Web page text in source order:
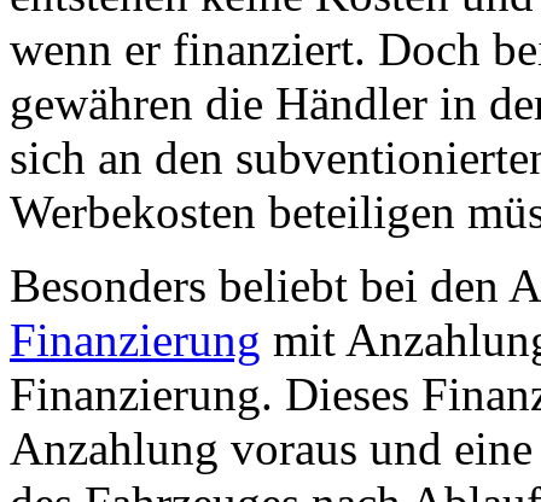
wenn er finanziert. Doch
gewähren die Händler in
sich an den
Werbekosten beteiligen
Besonders beliebt bei den
Finanzierung mit
Finanzierung. Dieses
Anzahlung voraus und